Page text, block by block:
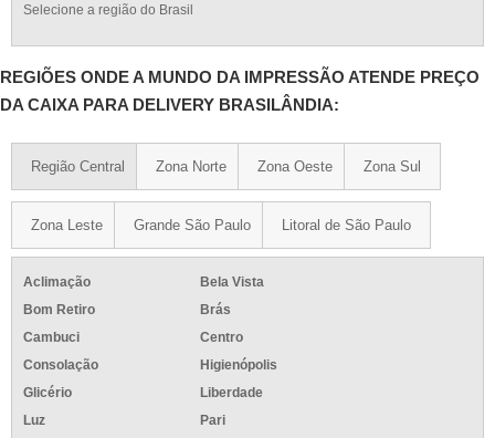
Selecione a região do Brasil
REGIÕES ONDE A MUNDO DA IMPRESSÃO ATENDE PREÇO
DA CAIXA PARA DELIVERY BRASILÂNDIA:
Região Central Zona Norte Zona Oeste Zona Sul
Zona Leste Grande São Paulo Litoral de São Paulo
Aclimação
Bela Vista
Bom Retiro
Brás
Cambuci
Centro
Consolação
Higienópolis
Glicério
Liberdade
Luz
Pari